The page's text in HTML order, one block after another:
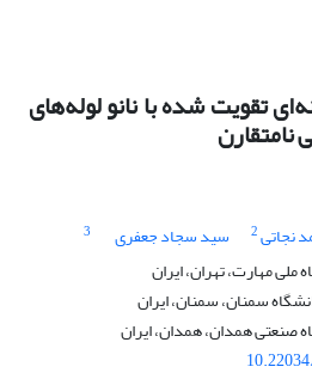
تقویت شده با نانو لوله‌های
نجاتی2 سید سجاد جعفری
3
مهارت، تهران، ایران
سمنان، سمنان، ایران
صنعتی همدان، همدان، ایران